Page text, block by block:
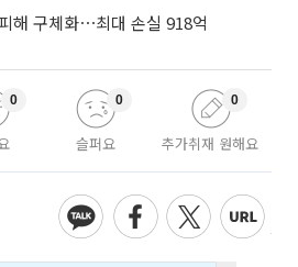
해 구체화⋯최대 손실 918억
0
슬퍼요
0
추가취재 원해요
0